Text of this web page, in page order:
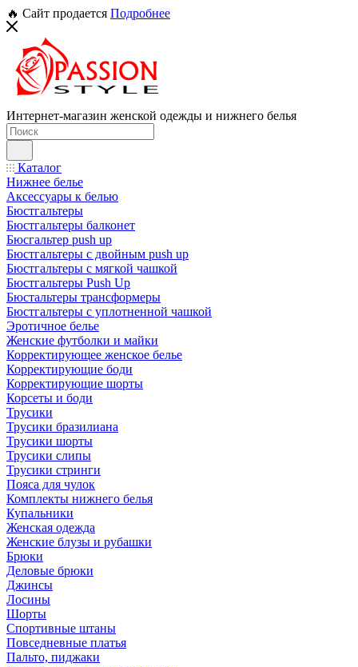
🔥 Сайт продается Подробнее
Интернет-магазин женской одежды и нижнего белья
Каталог
Нижнее белье
Аксессуары к белью
Бюстгальтеры
Бюстгальтеры балконет
Бюсгальтер push up
Бюстгальтеры с двойным push up
Бюстгальтеры с мягкой чашкой
Бюстгальтеры Push Up
Бюстальтеры трансформеры
Бюстгальтеры с уплотненной чашкой
Эротичное белье
Женские футболки и майки
Корректирующее женское белье
Корректирующие боди
Корректирующие шорты
Корсеты и боди
Трусики
Трусики бразилиана
Трусики шорты
Трусики слипы
Трусики стринги
Пояса для чулок
Комплекты нижнего белья
Купальники
Женская одежда
Женские блузы и рубашки
Брюки
Деловые брюки
Джинсы
Лосины
Шорты
Спортивные штаны
Повседневные платья
Пальто, пиджаки